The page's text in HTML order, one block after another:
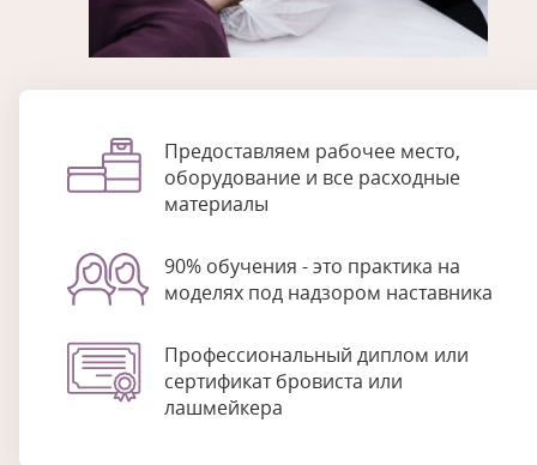
Предоставляем рабочее место,
оборудование и все расходные
материалы
90% обучения - это практика на
моделях под надзором наставника
Профессиональный диплом или
сертификат бровиста или
лашмейкера